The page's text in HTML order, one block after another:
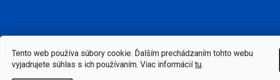
Tento web používa súbory cookie. Ďalším prechádzaním tohto webu
vyjadrujete súhlas s ich používaním. Viac informáciítu.